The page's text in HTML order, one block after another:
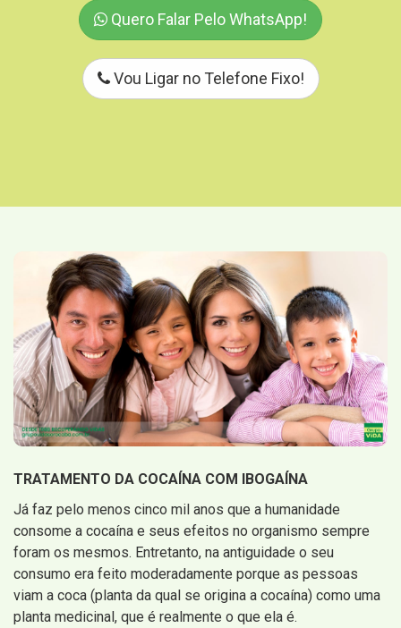
Quero Falar Pelo WhatsApp!
Vou Ligar no Telefone Fixo!
TRATAMENTO DA COCAÍNA COM IBOGAÍNA
Já faz pelo menos cinco mil anos que a humanidade
consome a cocaína e seus efeitos no organismo sempre
foram os mesmos. Entretanto, na antiguidade o seu
consumo era feito moderadamente porque as pessoas
viam a coca (planta da qual se origina a cocaína) como uma
planta medicinal, que é realmente o que ela é.